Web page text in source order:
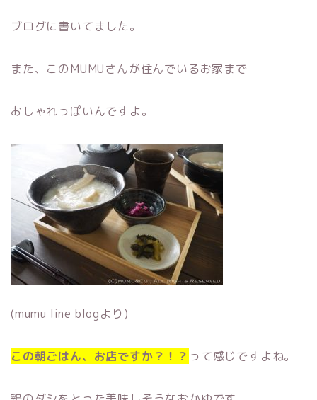
ブログに書いてました。
また、このMUMUさんが住んでいるお家まで
おしゃれっぽいんですよ。
(mumu line blogより)
この朝ごはん、お店ですか？！？ って感じですよね。